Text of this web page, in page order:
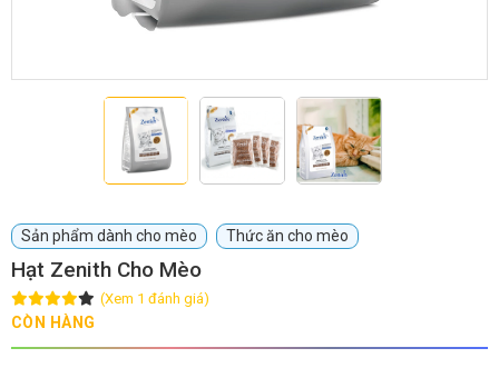
Khách sạn chó mèo Spa chó mèo
Dịch vụ cắt tỉa lông chó
Dịch vụ huấn luyện chó
Dịch vụ mua bán chó
mèo
Dịch vụ phối giống chó
mèo
TIN TỨC
Sản phẩm dành cho mèo Thức ăn cho mèo
Hạt Zenith Cho Mèo
(Xem 1 đánh giá)
CÒN HÀNG